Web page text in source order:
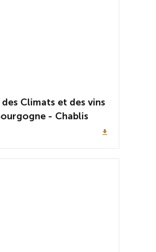
Climats et des vins
- Chablis
file_download